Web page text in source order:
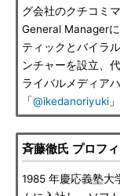
グ会社のクチコミ
General Manager
ティックとバイラ
ンチャーを設立、
ライバルメディア
「@ikedanoriyuki 」
斉藤徹氏 プロフ
1985 年慶応義塾大